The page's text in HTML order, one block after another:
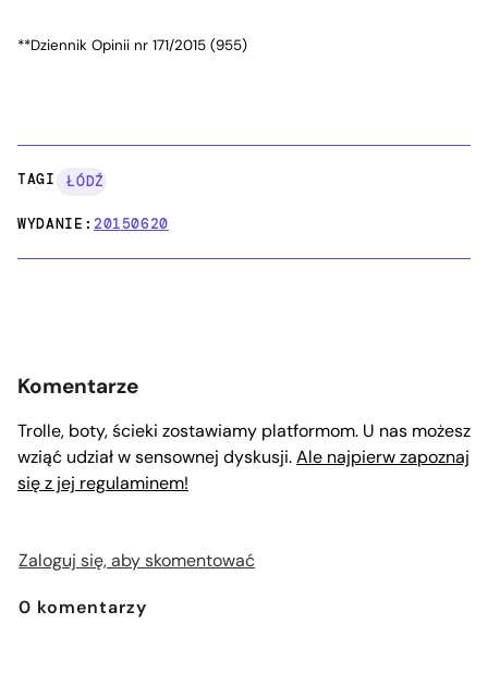
**Dziennik Opinii nr 171/2015 (955)
TAGI: ŁÓDŹ
WYDANIE:20150620
Komentarze
Trolle, boty, ścieki zostawiamy platformom. U nas możesz
wziąć udział w sensownej dyskusji.Ale najpierw zapoznaj
się z jej regulaminem!
Zaloguj się, aby skomentować
0 komentarzy